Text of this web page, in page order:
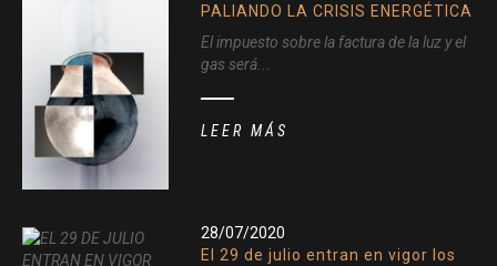
PALIANDO LA CRISIS ENERGÉTICA
El impuesto sobre la factura de la luz y el
gas será...
LEER MÁS
28/07/2020
El 29 de julio entran en vigor los